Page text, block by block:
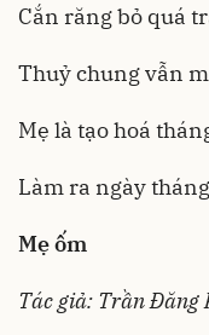
Cắn răng bỏ quá
Thuỷ chung vẫn
Mẹ là tạo hoá
Làm ra ngày
Mẹ ốm
Tác giả: Trần Đăng